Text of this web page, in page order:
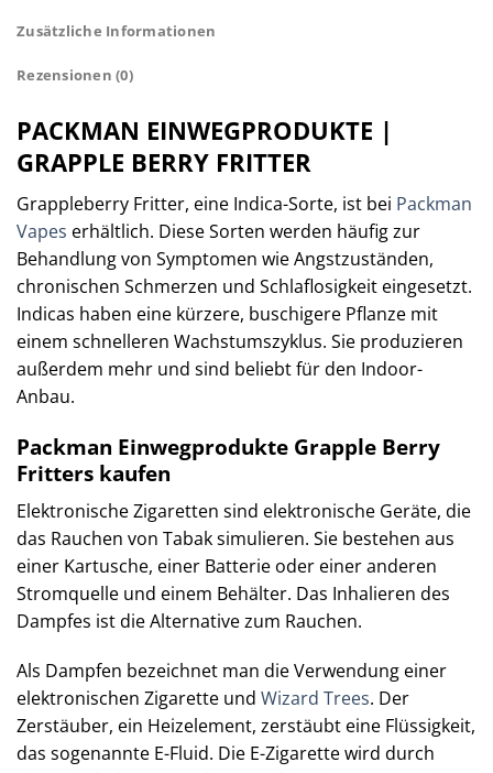
Zusätzliche Informationen
Rezensionen (0)
PACKMAN EINWEGPRODUKTE |
GRAPPLE BERRY FRITTER
Grappleberry Fritter, eine Indica-Sorte, ist bei Packman
Vapes erhältlich. Diese Sorten werden häufig zur
Behandlung von Symptomen wie Angstzuständen,
chronischen Schmerzen und Schlaflosigkeit eingesetzt.
Indicas haben eine kürzere, buschigere Pflanze mit
einem schnelleren Wachstumszyklus. Sie produzieren
außerdem mehr und sind beliebt für den Indoor-
Anbau.
Packman Einwegprodukte Grapple Berry
Fritters kaufen
Elektronische Zigaretten sind elektronische Geräte, die
das Rauchen von Tabak simulieren. Sie bestehen aus
einer Kartusche, einer Batterie oder einer anderen
Stromquelle und einem Behälter. Das Inhalieren des
Dampfes ist die Alternative zum Rauchen.
Als Dampfen bezeichnet man die Verwendung einer
elektronischen Zigarette und Wizard Trees. Der
Zerstäuber, ein Heizelement, zerstäubt eine Flüssigkeit,
das sogenannte E-Fluid. Die E-Zigarette wird durch